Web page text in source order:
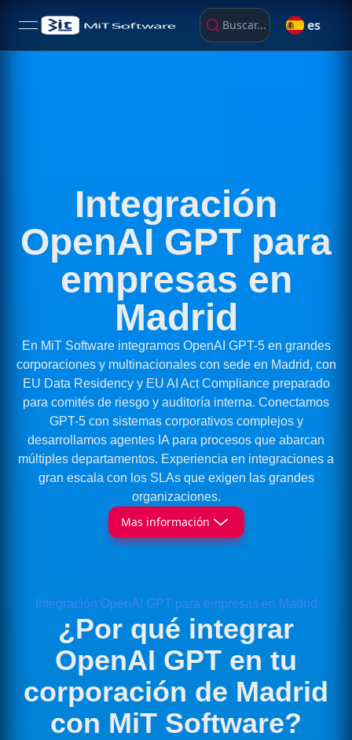
open navigation menu Buscar... es
Integración
OpenAI GPT para
empresas en
Madrid
En MiT Software integramos OpenAI GPT-5 en grandes
corporaciones y multinacionales con sede en Madrid, con
EU Data Residency y EU AI Act Compliance preparado
para comités de riesgo y auditoría interna. Conectamos
GPT-5 con sistemas corporativos complejos y
desarrollamos agentes IA para procesos que abarcan
múltiples departamentos. Experiencia en integraciones a
gran escala con los SLAs que exigen las grandes
organizaciones.
Mas información
Integración OpenAI GPT para empresas en Madrid
¿Por qué integrar
OpenAI GPT en tu
corporación de Madrid
con MiT Software?